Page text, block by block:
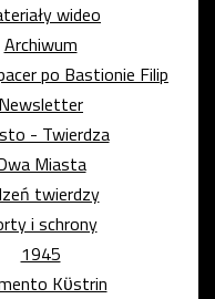
wideo
Archiwum
po Bastionie Filip
Newsletter
- Twierdza
Miasta
twierdzy
i schrony
1945
Kϋstrin